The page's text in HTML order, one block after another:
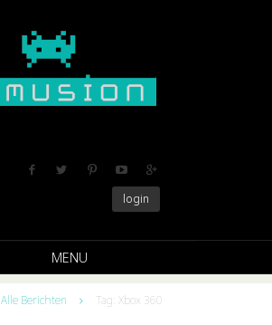
login
MENU
Alle Berichten Tag: Xbox 360